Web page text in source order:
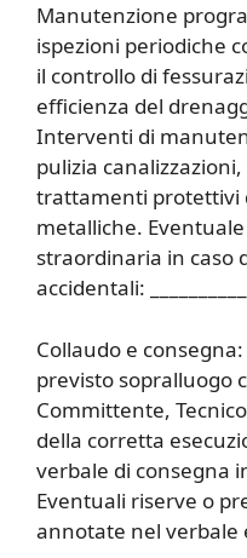
Manutenzione
ispezioni periodiche
il controllo di
efficienza del
Interventi di
pulizia
trattamenti protettivi
metalliche.
straordinaria in caso
accidentali:
Collaudo e
previsto sopralluogo
Committente,
della corretta
verbale di consegna
Eventuali riserve o
annotate nel verbale